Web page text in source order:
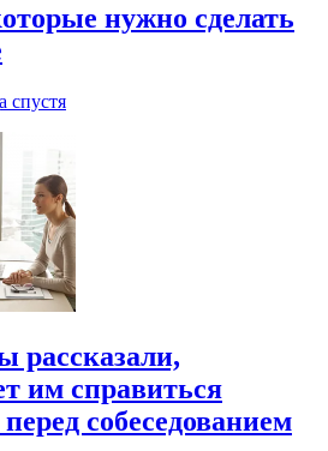
нужно сделать
спустя
рассказали,
им справиться
собеседованием